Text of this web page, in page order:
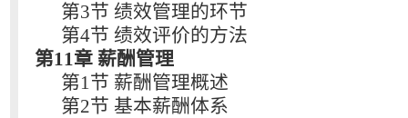
第3节 绩效管理的环节
第4节 绩效评价的方法
第11章 薪酬管理
第1节 薪酬管理概述
第2节 基本薪酬体系